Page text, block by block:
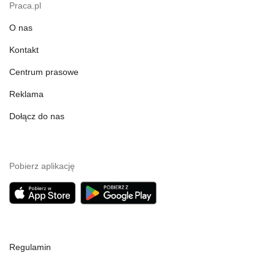
Praca.pl
O nas
Kontakt
Centrum prasowe
Reklama
Dołącz do nas
Pobierz aplikację
Regulamin